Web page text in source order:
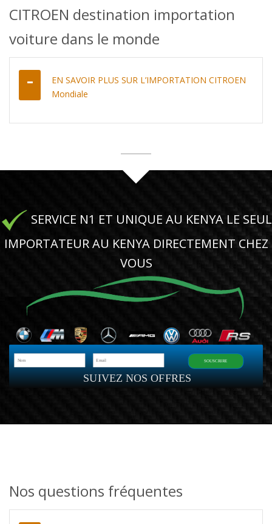
CITROEN destination importation
voiture dans le monde
EN SAVOIR PLUS SUR L’IMPORTATION CITROEN
Mondiale
SERVICE N1 ET UNIQUE AU KENYA LE SEUL
IMPORTATEUR AU KENYA DIRECTEMENT CHEZ
VOUS
SUIVEZ NOS OFFRES
SOUSCRIRE
Nos questions fréquentes